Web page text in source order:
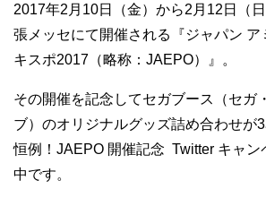
2017年2月10日（金）から2月12日（
張メッセにて開催される『ジャパン ア
キスポ2017（略称：JAEPO）』。
その開催を記念してセガブース（セガ
ブ）のオリジナルグッズ詰め合わせが
恒例！JAEPO 開催記念 Twitter キャン
中です。